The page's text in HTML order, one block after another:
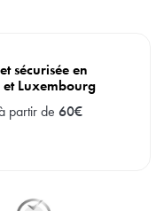
sécurisée en
et Luxembourg
partir de 60€